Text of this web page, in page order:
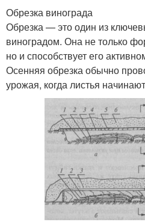
Обрезка винограда
Обрезка — это один из
виноградом. Она не только
но и способствует его
Осенняя обрезка обычно
урожая, когда листья